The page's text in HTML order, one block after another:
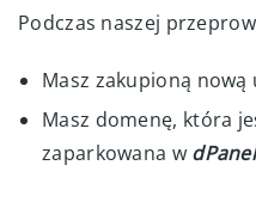
Podczas naszej
Masz zakupioną nową
Masz domenę, która
zaparkowana w